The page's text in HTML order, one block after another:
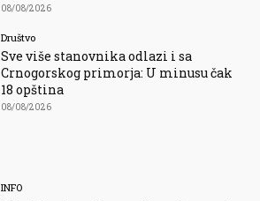
08/08/2026
Društvo
Sve više stanovnika odlazi i sa
Crnogorskog primorja: U minusu čak
18 opština
08/08/2026
INFO